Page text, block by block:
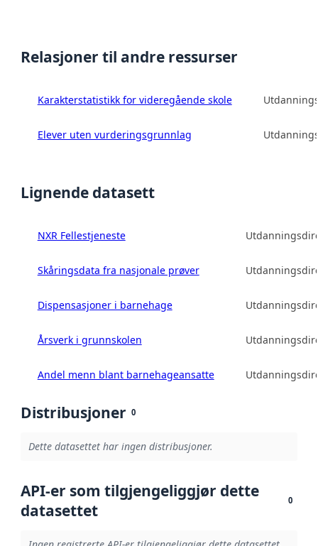
Relasjoner til andre ressurser
Karakterstatistikk for videregående skole
Elever uten vurderingsgrunnlag
Lignende datasett
NXR Fellestjeneste
Skåringsdata fra nasjonale prøver
Dispensasjoner i barnehage
Årsverk i grunnskolen
Andel menn blant barnehageansatte
Distribusjoner 0
Dette datasettet har ingen distribusjoner.
API-er som tilgjengeliggjør dette
datasettet
0